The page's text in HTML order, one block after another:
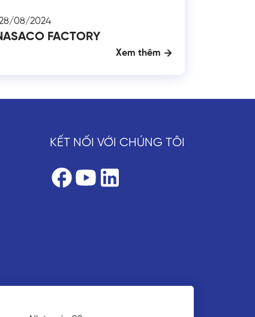
08/2024
FACTORY
Xem thêm
KẾT NỐI VỚI CHÚNG TÔI